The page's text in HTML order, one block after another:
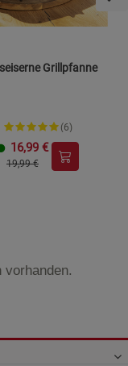
Grillpfanne
(6)
16,99 €
19,99 €
vorhanden.